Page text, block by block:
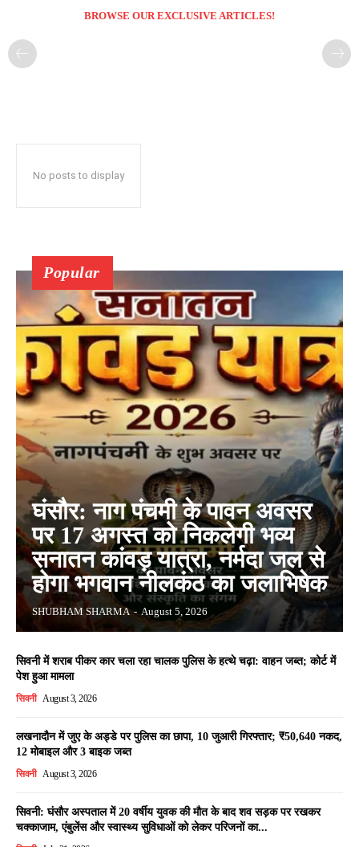
BROWSE OUR EXCLUSIVE ARTICLES!
No posts to display
Popular
घंसौर: नाग पंचमी के पावन अवसर
पर 17 अगस्त को निकलेगी भव्य
सनातन कांवड़ यात्रा, नर्मदा जल से
होगा भगवान नीलकंठ का जलाभिषेक
SHUBHAM SHARMA - August 5, 2026
सिवनी में शराब पीकर कार चला रहा चालक पुलिस के हत्थे चढ़ा: वाहन जब्त; कोर्ट में
पेश हुआ मामला
सिवनी August 3, 2026
लखनादौन में जुए के अड्डे पर पुलिस का छापा, 10 जुआरी गिरफ्तार; ₹50,640 नकद,
12 मोबाइल और 3 बाइक जब्त
सिवनी August 3, 2026
सिवनी: घंसौर अस्पताल में 20 वर्षीय युवक की मौत के बाद शव सड़क पर रखकर
चक्काजाम, एंबुलेंस और स्वास्थ्य सुविधाओं को लेकर परिजनों का...